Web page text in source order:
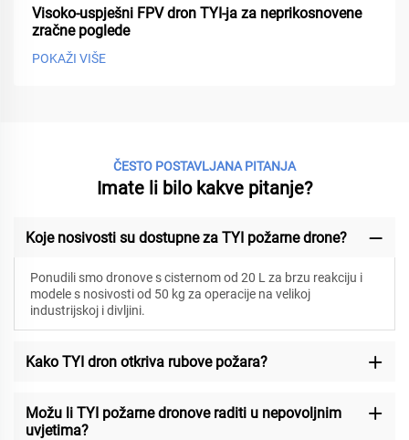
Visoko-uspješni FPV dron TYI-ja za neprikosnovene
zračne poglede
POKAŽI VIŠE
ČESTO POSTAVLJANA PITANJA
Imate li bilo kakve pitanje?
Koje nosivosti su dostupne za TYI požarne drone?
Ponudili smo dronove s cisternom od 20 L za brzu reakciju i
modele s nosivosti od 50 kg za operacije na velikoj
industrijskoj i divljini.
Kako TYI dron otkriva rubove požara?
Možu li TYI požarne dronove raditi u nepovoljnim
uvjetima?